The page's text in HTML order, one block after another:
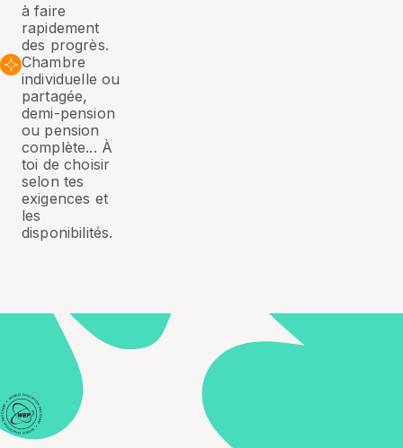
à faire
rapidement
des progrès.
Chambre
individuelle ou
partagée,
demi-pension
ou pension
complète... À
toi de choisir
selon tes
exigences et
les
disponibilités.